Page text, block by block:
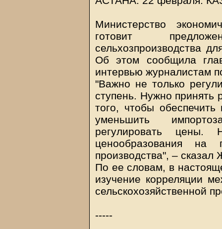
Министерство
готовит
сельхозпроизводства
Об этом сообщила
интервью журналистам
"Важно не только
ступень. Нужно принять
того, чтобы обеспечить
уменьшить
регулировать цены.
ценообразования на
производства", –
По ее словам, в
изучение корреляции
сельскохозяйственной
-----